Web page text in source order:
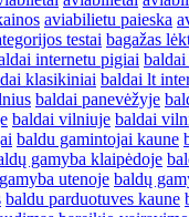
aviabilietu paieska
testai bagažas
internetu pigiai
klasikiniai baldai lt
baldai panevėžyje
baldai vilniuje baldai
baldu gamintojai kaune
gamyba klaipėdoje
utenoje baldų
baldu parduotuves kaune